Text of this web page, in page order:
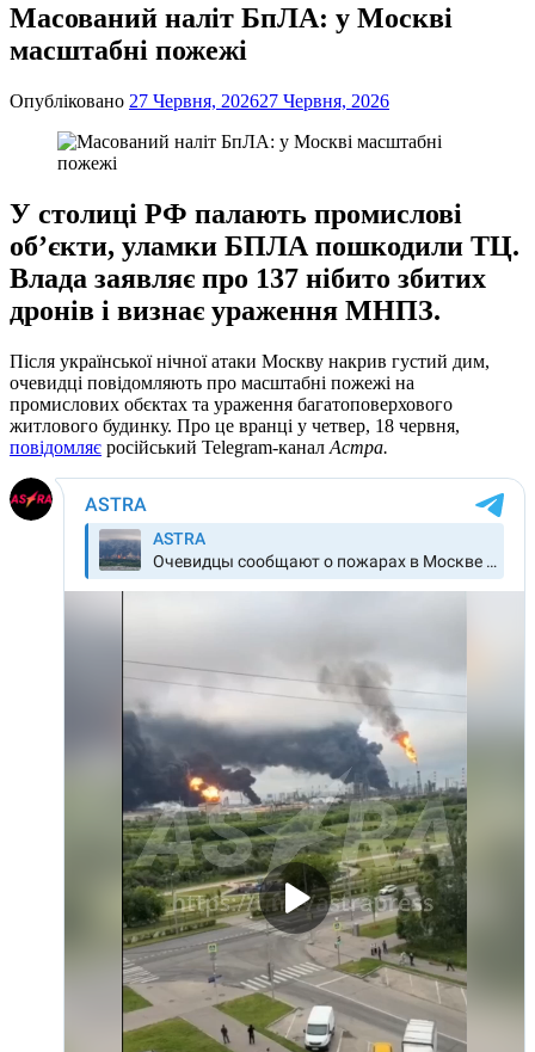
Масований наліт БпЛА: у Москві
масштабні пожежі
Опубліковано 27 Червня, 202627 Червня, 2026
У столиці РФ палають промислові
об’єкти, уламки БПЛА пошкодили ТЦ.
Влада заявляє про 137 нібито збитих
дронів і визнає ураження МНПЗ.
Після української нічної атаки Москву накрив густий дим,
очевидці повідомляють про масштабні пожежі на
промислових обєктах та ураження багатоповерхового
житлового будинку. Про це вранці у четвер, 18 червня,
повідомляє російський Telegram-канал Астра.